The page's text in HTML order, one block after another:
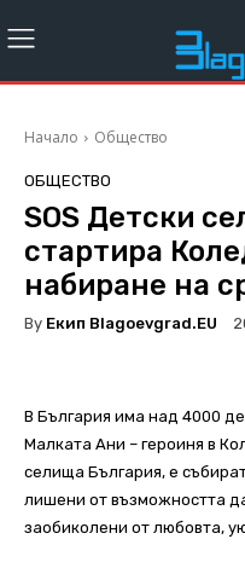
Начало Общество
ОБЩЕСТВО
SOS Детски
стартира
набиране на
By Екип Blagoevgrad.EU
В България има над 4000
Малката Ани – героиня в
селища България, е
лишени от възможността
заобиколени от любовта,